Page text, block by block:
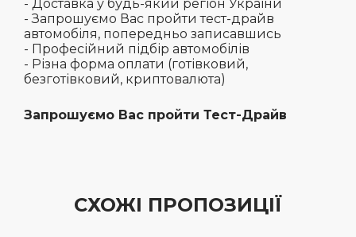
- Доставка у будь-який регіон України
- Запрошуємо Вас пройти тест-драйв
автомобіля, попередньо записавшись
- Професійний підбір автомобілів
- Різна форма оплати (готівковий,
безготівковий, криптовалюта)
Запрошуємо Вас пройти Тест-Драйв
СХОЖІ ПРОПОЗИЦІЇ